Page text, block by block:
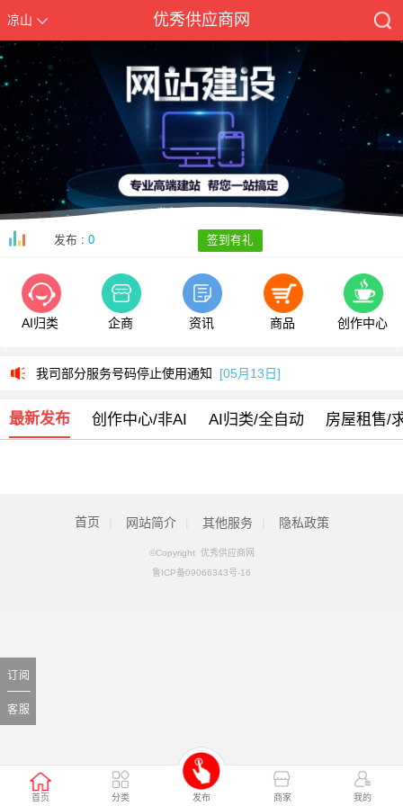
凉山 优秀供应商网
首页 分类 发布 商家 我的
发布 :0 签到有礼
AI归类 企商 资讯 商品 创作中心
我司部分服务号码停止使用通知 [05月13日]
警惕新型电信网络诈骗团伙盯上乡村政府[09月07日]
我司部分服务号码停止使用通知 [05月13日]
警惕新型电信网络诈骗团伙盯上乡村政府
全新改版侧重手机端使用欢迎体验[09月05日]
最新发布 创作中心/非AI AI归类/全自动 房屋租售/
订阅
客服
首页 网站简介 其他服务 隐私政策
©Copyright 优秀供应商网
鲁ICP备09066343号-16